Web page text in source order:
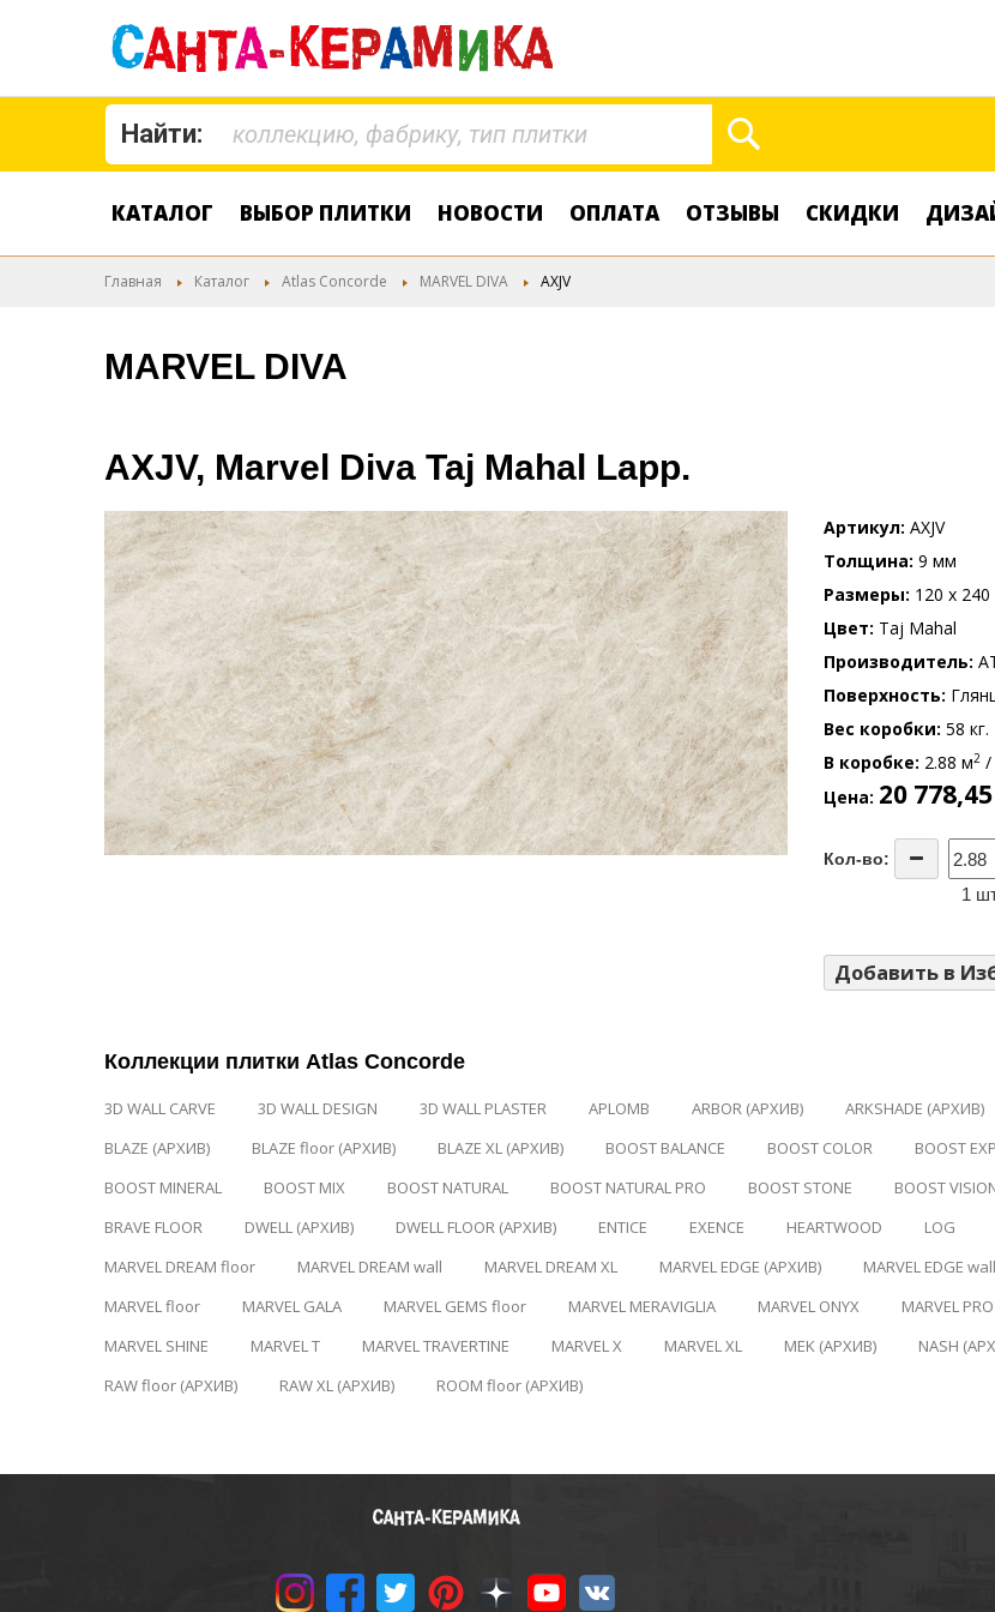
Найти:
КАТАЛОГ ВЫБОР ПЛИТКИ НОВОСТИ ОПЛАТА ОТЗЫВЫ СКИДКИ
Главная Каталог Atlas Concorde MARVEL DIVA AXJV
MARVEL DIVA
AXJV, Marvel Diva Taj Mahal Lapp.
Артикул AXJV
Толщина 9 мм
Размеры 120 x 240
Цвет Taj Mahal
Производитель
Поверхность
Вес коробки 58 кг.
В коробке 2.88 м2 /
Цена 20
Кол-во:
1
Добавить в
Коллекции плитки Atlas Concorde
3D WALL CARVE 3D WALL DESIGN 3D WALL PLASTER APLOMB ARBOR (АРХИВ) ARKSHADE (АРХИВ)
BLAZE (АРХИВ)
BLAZE floor (АРХИВ) BLAZE XL (АРХИВ) BOOST BALANCE BOOST COLOR BOOST
BOOST MINERAL
BOOST MIX BOOST NATURAL BOOST NATURAL PRO BOOST STONE BOOST
BRAVE FLOOR
DWELL (АРХИВ) DWELL FLOOR (АРХИВ) ENTICE EXENCE HEARTWOOD LOG
MARVEL DREAM floor
MARVEL DREAM wall MARVEL DREAM XL MARVEL EDGE (АРХИВ) MARVEL EDGE
MARVEL floor
MARVEL GALA MARVEL GEMS floor MARVEL MERAVIGLIA MARVEL ONYX MARVEL PRO
MARVEL SHINE
MARVEL T MARVEL TRAVERTINE MARVEL X MARVEL XL MEK (АРХИВ) NASH
RAW floor (АРХИВ)
RAW XL (АРХИВ) ROOM floor (АРХИВ)